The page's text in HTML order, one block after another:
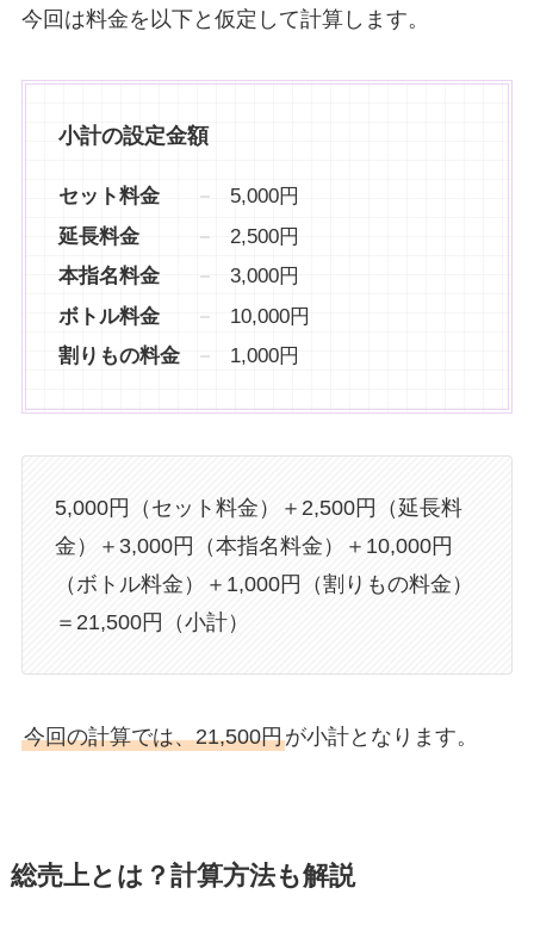
今回は料金を以下と仮定して計算します。
小計の設定金額
セット料金
5,000円
延長料金
2,500円
本指名料金
3,000円
ボトル料金
10,000円
割りもの料金
1,000円
5,000円（セット料金）＋2,500円（延長料
金）＋3,000円（本指名料金）＋10,000円
（ボトル料金）＋1,000円（割りもの料金）
＝21,500円（小計）
今回の計算では、21,500円が小計となります。
総売上とは？計算方法も解説